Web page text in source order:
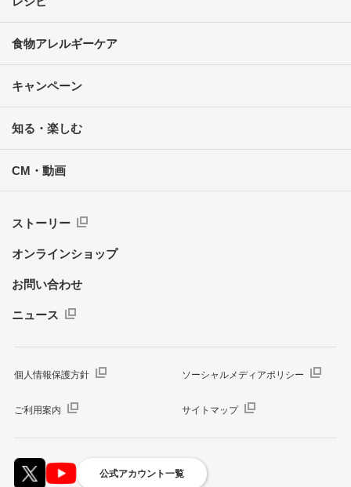
食物アレルギーケア
キャンペーン
知る・楽しむ
CM・動画
ストーリー
オンラインショップ
お問い合わせ
ニュース
個人情報保護方針 ソーシャルメディアポリシー
ご利用案内 サイトマップ
公式アカウント一覧